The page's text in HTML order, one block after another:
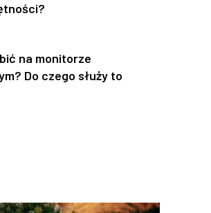
na monitorze
Do czego służy to